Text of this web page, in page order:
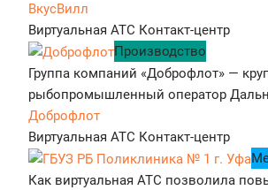
ВкусВилл
Виртуальная АТС Контакт-центр
Производство
Группа компаний «Доброфлот» —
рыбопромышленный оператор
Доброфлот
Виртуальная АТС Контакт-центр
Как виртуальная АТС позволила